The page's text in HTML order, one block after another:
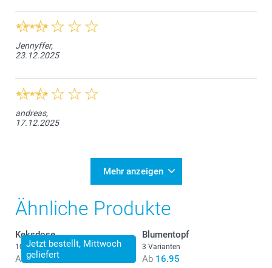
Jennyffer,
23.12.2025
andreas,
17.12.2025
Mehr anzeigen
Ähnliche Produkte
Jetzt bestellt, Mittwoch
geliefert
Keksdose
10 Varianten
Ab 24.95
Blumentopf
3 Varianten
Ab 16.95